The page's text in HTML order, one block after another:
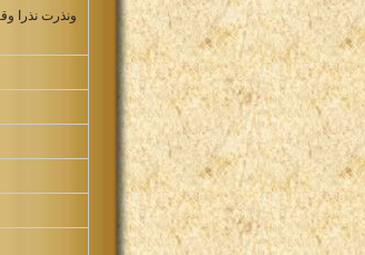
ونذرت نذرا